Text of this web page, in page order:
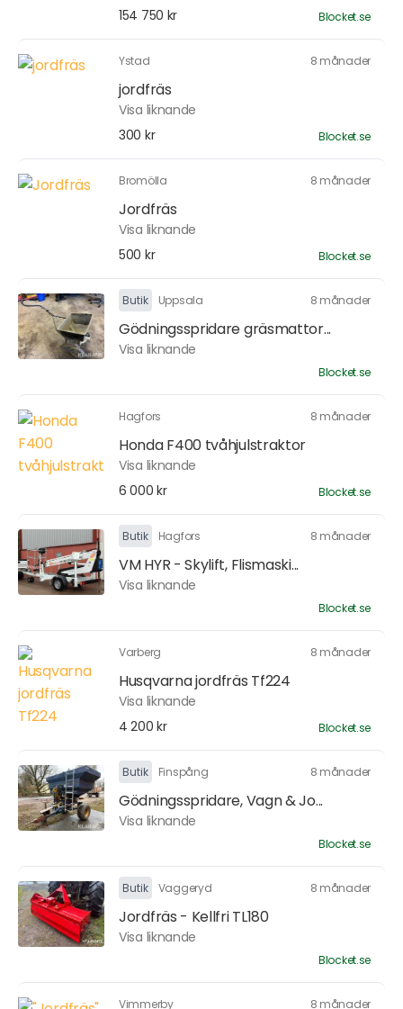
154 750 kr
Blocket.se
Ystad 8 månader
jordfräs
Visa liknande
300 kr
Blocket.se
Bromölla 8 månader
Jordfräs
Visa liknande
500 kr
Blocket.se
Butik Uppsala 8 månader
Gödningsspridare gräsmattor...
Visa liknande
Blocket.se
Hagfors 8 månader
Honda F400 tvåhjulstraktor
Visa liknande
6 000 kr
Blocket.se
Butik Hagfors 8 månader
VM HYR - Skylift, Flismaski...
Visa liknande
Blocket.se
Varberg 8 månader
Husqvarna jordfräs Tf224
Visa liknande
4 200 kr
Blocket.se
Butik Finspång 8 månader
Gödningsspridare, Vagn & Jo...
Visa liknande
Blocket.se
Butik Vaggeryd 8 månader
Jordfräs - Kellfri TL180
Visa liknande
Blocket.se
Vimmerby 8 månader